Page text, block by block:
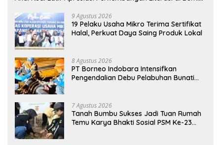
9 Agustus 2026
19 Pelaku Usaha Mikro Terima Sertifikat
Halal, Perkuat Daya Saing Produk Lokal
8 Agustus 2026
PT Borneo Indobara Intensifkan
Pengendalian Debu Pelabuhan Bunati
7 Agustus 2026
Tanah Bumbu Sukses Jadi Tuan Rumah
Temu Karya Bhakti Sosial PSM Ke-23